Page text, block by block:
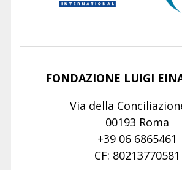
FONDAZIONE LUIGI
Via della
00193 Roma
+39 06 6865461
CF: 80213770581